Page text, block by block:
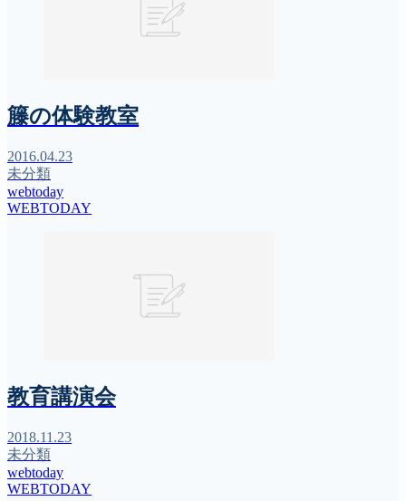
籐の体験教室
2016.04.23
未分類
webtoday
WEBTODAY
教育講演会
2018.11.23
未分類
webtoday
WEBTODAY